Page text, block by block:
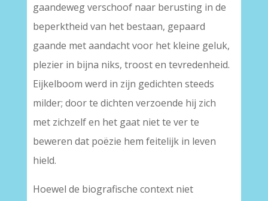
gaandeweg verschoof naar berusting in de
beperktheid van het bestaan, gepaard
gaande met aandacht voor het kleine geluk,
plezier in bijna niks, troost en tevredenheid.
Eijkelboom werd in zijn gedichten steeds
milder; door te dichten verzoende hij zich
met zichzelf en het gaat niet te ver te
beweren dat poëzie hem feitelijk in leven
hield.
Hoewel de biografische context niet